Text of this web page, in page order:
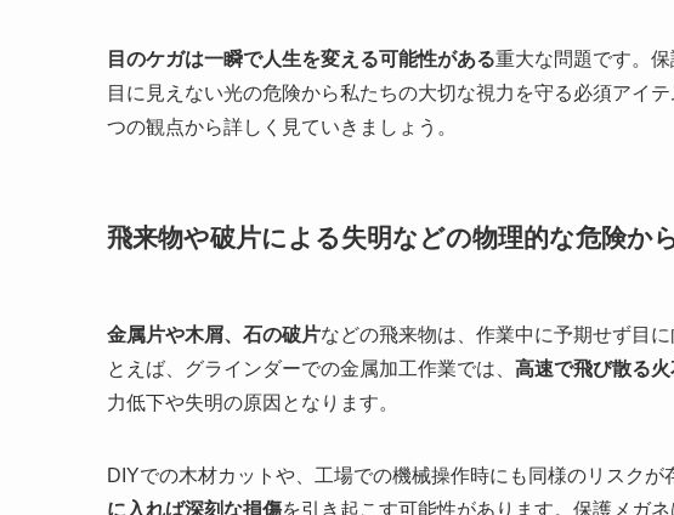
目のケガは一瞬で人生を変える可能性がある重大な問題です。
目に見えない光の危険から私たちの大切な視力を守る必須アイ
つの観点から詳しく見ていきましょう。
飛来物や破片による失明などの物理的な危険か
金属片や木屑、石の破片などの飛来物は、作業中に予期せず目
とえば、グラインダーでの金属加工作業では、 高速で飛び散る
力低下や失明の原因となります。
DIYでの木材カットや、工場での機械操作時にも同様のリスクが
に入れば深刻な損傷を引き起こす可能性があります。保護メガ